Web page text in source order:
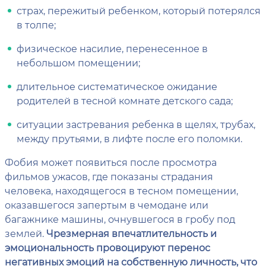
страх, пережитый ребенком, который потерялся
в толпе;
физическое насилие, перенесенное в
небольшом помещении;
длительное систематическое ожидание
родителей в тесной комнате детского сада;
ситуации застревания ребенка в щелях, трубах,
между прутьями, в лифте после его поломки.
Фобия может появиться после просмотра
фильмов ужасов, где показаны страдания
человека, находящегося в тесном помещении,
оказавшегося запертым в чемодане или
багажнике машины, очнувшегося в гробу под
землей. Чрезмерная впечатлительность и
эмоциональность провоцируют перенос
негативных эмоций на собственную личность, что